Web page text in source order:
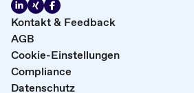
Kontakt & Feedback
AGB
Cookie-Einstellungen
Compliance
Datenschutz